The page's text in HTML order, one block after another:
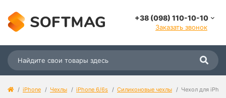
+38 (098) 110-10-10
Заказать звонок
iPhone Чехлы iPhone 6/6s Силиконовые чехлы Чехол для